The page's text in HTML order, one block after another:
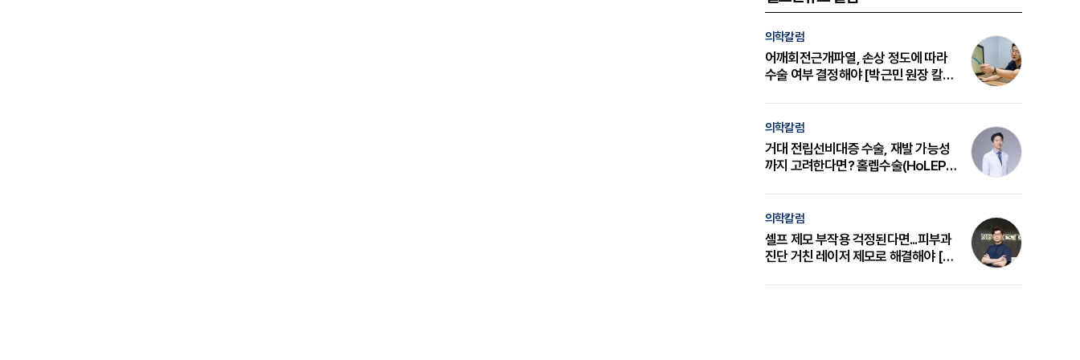
의학칼럼
어깨회전근개파열, 손상 정도에 따라
수술 여부 결정해야 [박근민 원장 칼
의학칼럼
거대 전립선비대증 수술, 재발 가능성
까지 고려한다면? 홀렙수술(HoLEP)
의학칼럼
셀프 제모 부작용 걱정된다면...피부과
진단 거친 레이저 제모로 해결해야 [변